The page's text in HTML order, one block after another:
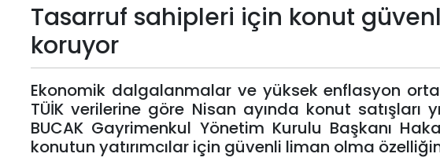
Yaşam
Kültür
Sanat
Spor
Tasarruf sahipleri için konut
koruyor
Ekonomik dalgalanmalar ve yüksek enflasyon
TÜİK verilerine göre Nisan ayında konut satışları
BUCAK Gayrimenkul Yönetim Kurulu Başkanı
konutun yatırımcılar için güvenli liman olma